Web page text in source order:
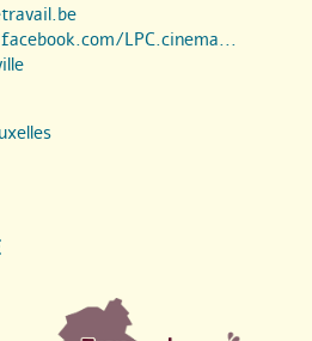
LPC.cinema...